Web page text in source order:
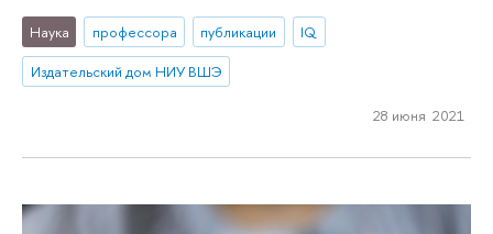
Наука профессора публикации
IQ
Издательский дом НИУ ВШЭ
28 июня 2021